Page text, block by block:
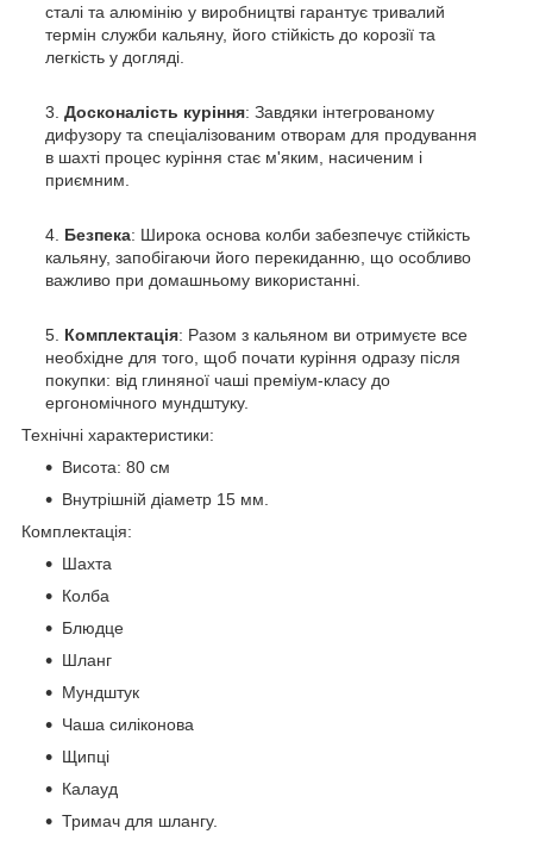
сталі та алюмінію у виробництві гарантує тривалий
термін служби кальяну, його стійкість до корозії та
легкість у догляді.
Досконалість куріння: Завдяки інтегрованому
дифузору та спеціалізованим отворам для продування
в шахті процес куріння стає м'яким, насиченим і
приємним.
Безпека: Широка основа колби забезпечує стійкість
кальяну, запобігаючи його перекиданню, що особливо
важливо при домашньому використанні.
Комплектація: Разом з кальяном ви отримуєте все
необхідне для того, щоб почати куріння одразу після
покупки: від глиняної чаші преміум-класу до
ергономічного мундштуку.
Технічні характеристики:
Висота: 80 см
Внутрішній діаметр 15 мм.
Комплектація:
Шахта
Колба
Блюдце
Шланг
Мундштук
Чаша силіконова
Щипці
Калауд
Тримач для шлангу.